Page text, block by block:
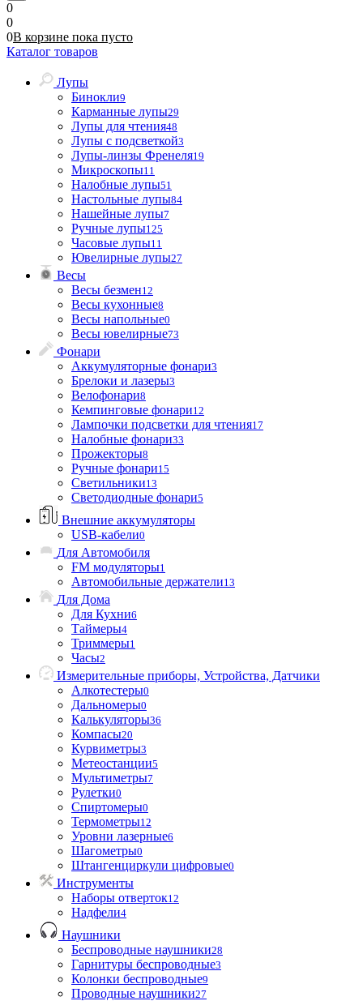
0
0
0В корзине пока пусто
Каталог товаров
Лупы
Бинокли9
Карманные лупы29
Лупы для чтения48
Лупы с подсветкой3
Лупы-линзы Френеля19
Микроскопы11
Налобные лупы51
Настольные лупы84
Нашейные лупы7
Ручные лупы125
Часовые лупы11
Ювелирные лупы27
Весы
Весы безмен12
Весы кухонные8
Весы напольные0
Весы ювелирные73
Фонари
Аккумуляторные фонари3
Брелоки и лазеры3
Велофонари8
Кемпинговые фонари12
Лампочки подсветки для чтения17
Налобные фонари33
Прожекторы8
Ручные фонари15
Светильники13
Светодиодные фонари5
Внешние аккумуляторы
USB-кабели0
Для Автомобиля
FM модуляторы1
Автомобильные держатели13
Для Дома
Для Кухни6
Таймеры4
Триммеры1
Часы2
Измерительные приборы, Устройства, Датчики
Алкотестеры0
Дальномеры0
Калькуляторы36
Компасы20
Курвиметры3
Метеостанции5
Мультиметры7
Рулетки0
Спиртомеры0
Термометры12
Уровни лазерные6
Шагометры0
Штангенциркули цифровые0
Инструменты
Наборы отверток12
Надфели4
Наушники
Беспроводные наушники28
Гарнитуры беспроводные3
Колонки беспроводные9
Проводные наушники27